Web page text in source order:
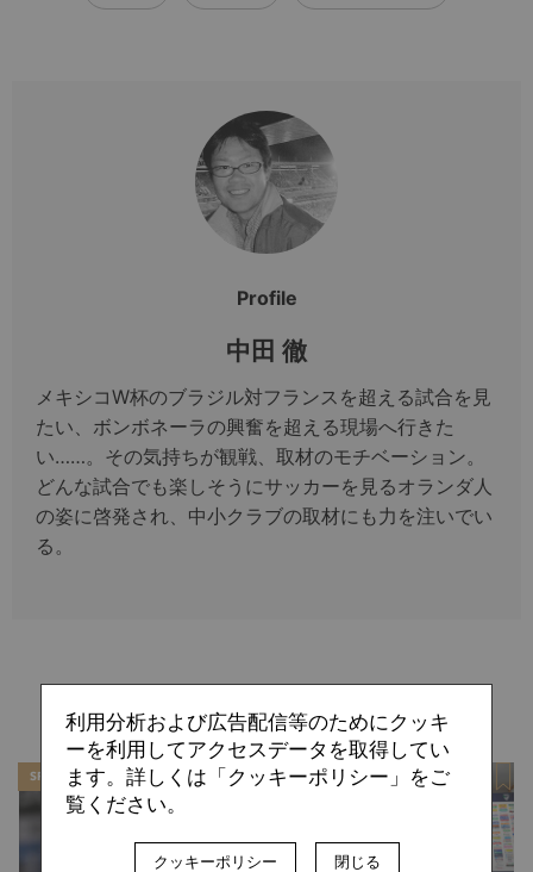
Profile
中田 徹
メキシコW杯のブラジル対フランスを超える試合を見
たい、ボンボネーラの興奮を超える現場へ行きた
い……。その気持ちが観戦、取材のモチベーション。
どんな試合でも楽しそうにサッカーを見るオランダ人
の姿に啓発され、中小クラブの取材にも力を注いでい
る。
SPECIAL SPECIAL
利用分析および広告配信等のためにクッキ
ーを利用してアクセスデータを取得してい
ます。詳しくは「クッキーポリシー」をご
覧ください。
クッキーポリシー 閉じる